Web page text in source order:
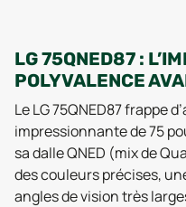
LG 75QNED87 :
POLYVALENCE
Le LG 75QNED87 frappe
impressionnante de 75
sa dalle QNED (mix de
des couleurs précises,
angles de vision très